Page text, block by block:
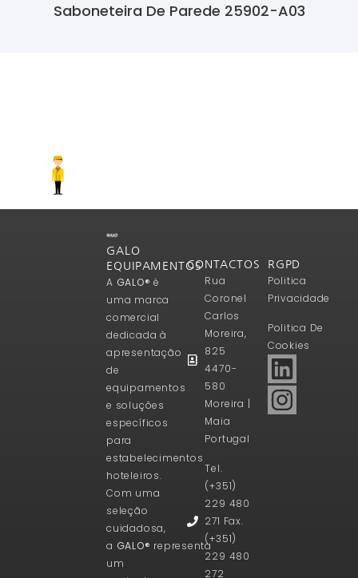
Saboneteira De Parede 25902-A03
GALO
EQUIPAMENTOS
A GALO® é
uma marca
comercial
dedicada à
apresentação
de
equipamentos
e soluções
específicos
para
estabelecimentos
hoteleiros.
Com uma
seleção
cuidadosa,
a GALO® representa
um
CONTACTOS
Rua
Coronel
Carlos
Moreira,
825
4470-
580
Moreira |
Maia
Portugal
Tel.
(+351)
229 480
271 Fax.
(+351)
229 480
272
RGPD
Politica
Privacidade
Politica De
Cookies